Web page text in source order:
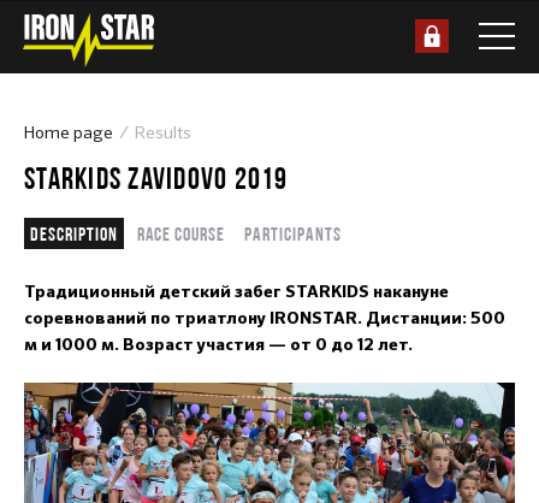
Home page Results
STARKIDS ZAVIDOVO 2019
Description Race course Participants
Традиционный детский забег STARKIDS накануне
соревнований по триатлону IRONSTAR. Дистанции: 500
м и 1000 м. Возраст участия — от 0 до 12 лет.